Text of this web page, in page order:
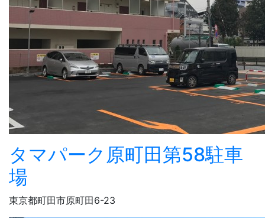
タマパーク原町田第58駐車
場
東京都町田市原町田6-23